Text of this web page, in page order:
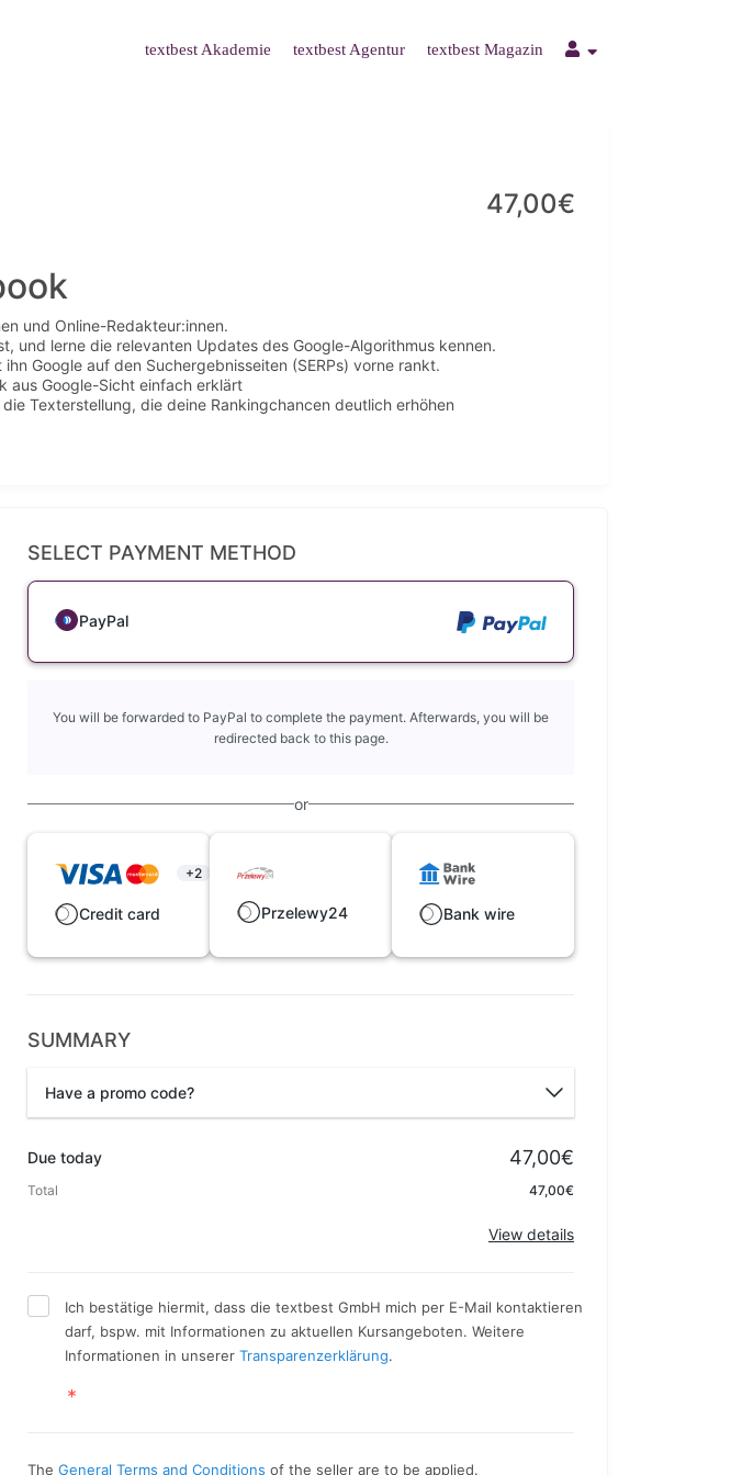
textbest Akademie textbest Agentur textbest Magazin
47,00€
und Online-Redakteur:innen.
und lerne die relevanten Updates des Google-Algorithmus kennen.
Google auf den Suchergebnisseiten (SERPs) vorne rankt.
aus Google-Sicht einfach erklärt
Texterstellung, die deine Rankingchancen deutlich erhöhen
SELECT PAYMENT METHOD
PayPal
You will be forwarded to PayPal to complete the payment. Afterwards, you will be
redirected back to this page.
or
+2
Credit card Przelewy24 Bank wire
SUMMARY
Have a promo code?
Due today 47,00€
Total 47,00€
View details
Ich bestätige hiermit, dass die textbest GmbH mich per E-Mail kontaktieren
darf, bspw. mit Informationen zu aktuellen Kursangeboten. Weitere
Informationen in unserer Transparenzerklärung.
The General Terms and Conditions of the seller are to be applied.